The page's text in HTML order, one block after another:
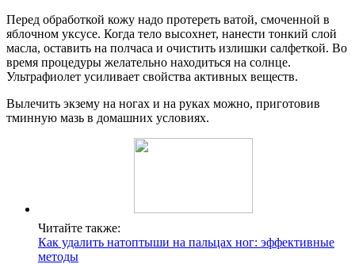
Перед обработкой кожу надо протереть ватой, смоченной в
яблочном уксусе. Когда тело высохнет, нанести тонкий слой
масла, оставить на полчаса и очистить излишки салфеткой. Во
время процедуры желательно находиться на солнце.
Ультрафиолет усиливает свойства активных веществ.
Вылечить экзему на ногах и на руках можно, приготовив
тминную мазь в домашних условиях.
Читайте также:
Как удалить натоптыши на пальцах ног: эффективные
методы